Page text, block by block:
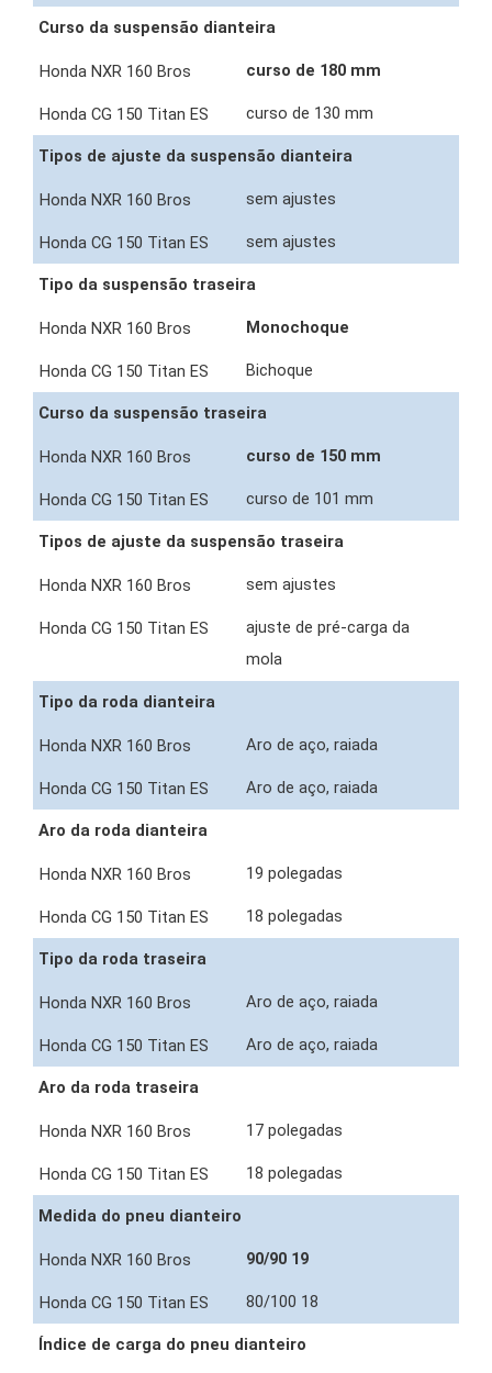
Curso da suspensão dianteira
curso de 180 mm
curso de 130 mm
Tipos de ajuste da suspensão dianteira
sem ajustes
sem ajustes
Tipo da suspensão traseira
Monochoque
Bichoque
Curso da suspensão traseira
curso de 150 mm
curso de 101 mm
Tipos de ajuste da suspensão traseira
sem ajustes
ajuste de pré-carga da
mola
Tipo da roda dianteira
Aro de aço, raiada
Aro de aço, raiada
Aro da roda dianteira
19 polegadas
18 polegadas
Tipo da roda traseira
Aro de aço, raiada
Aro de aço, raiada
Aro da roda traseira
17 polegadas
18 polegadas
Medida do pneu dianteiro
90/90 19
80/100 18
Índice de carga do pneu dianteiro